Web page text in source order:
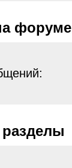
форуме
разделы